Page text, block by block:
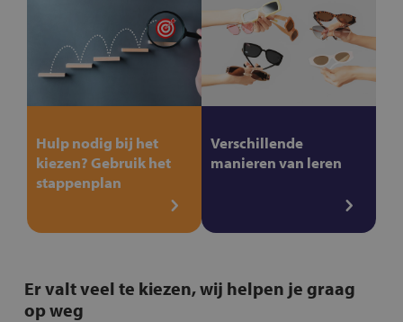
Hulp nodig bij het
kiezen? Gebruik het
stappenplan
Verschillende
manieren van leren
Er valt veel te kiezen, wij helpen je graag
op weg